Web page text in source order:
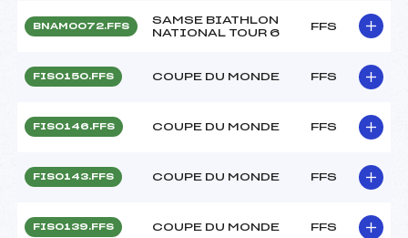
BNAM0072.FFS
SAMSE BIATHLON
NATIONAL TOUR 6
FFS
FIS0150.FFS COUPE DU MONDE FFS
FIS0146.FFS COUPE DU MONDE FFS
FIS0143.FFS COUPE DU MONDE FFS
FIS0139.FFS COUPE DU MONDE FFS